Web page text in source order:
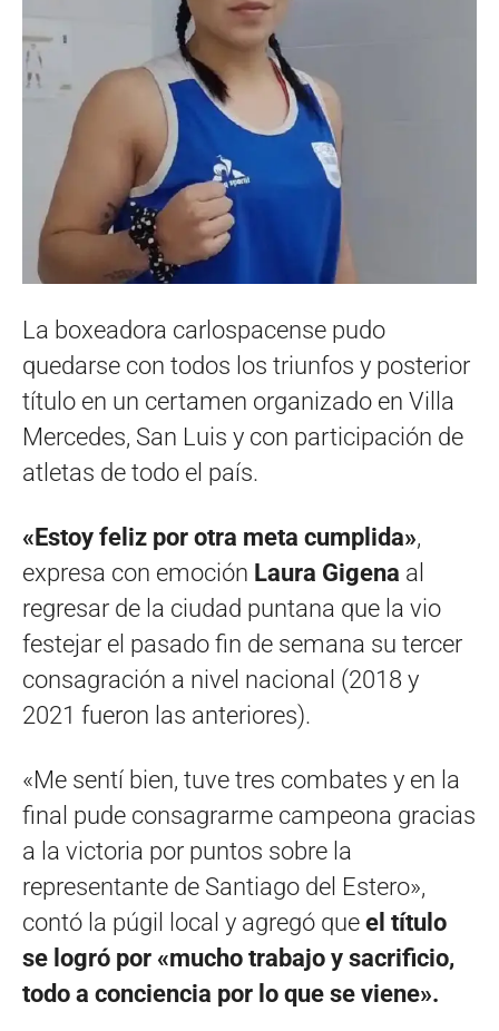
La boxeadora carlospacense pudo
quedarse con todos los triunfos y posterior
título en un certamen organizado en Villa
Mercedes, San Luis y con participación de
atletas de todo el país.
«Estoy feliz por otra meta cumplida»,
expresa con emoción Laura Gigena al
regresar de la ciudad puntana que la vio
festejar el pasado fin de semana su tercer
consagración a nivel nacional (2018 y
2021 fueron las anteriores).
«Me sentí bien, tuve tres combates y en la
final pude consagrarme campeona gracias
a la victoria por puntos sobre la
representante de Santiago del Estero»,
contó la púgil local y agregó que el título
se logró por «mucho trabajo y sacrificio,
todo a conciencia por lo que se viene».